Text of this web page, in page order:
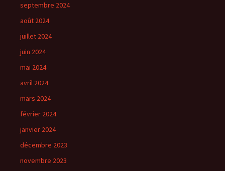
septembre 2024
août 2024
juillet 2024
juin 2024
mai 2024
avril 2024
mars 2024
février 2024
janvier 2024
décembre 2023
novembre 2023